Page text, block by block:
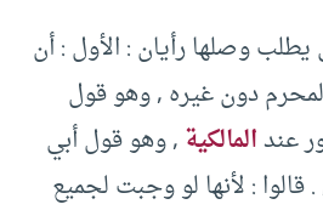
يطلب وصلها رأيان : الأول : أن
دون غيره , وهو قول
عندالمالكية, وهو قول أبي
: لأنها لو وجبت لجميع